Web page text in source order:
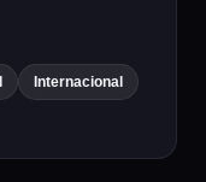
Internacional